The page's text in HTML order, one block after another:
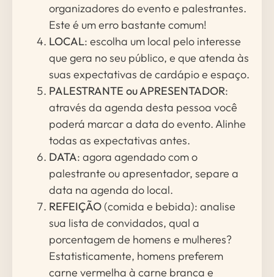
organizadores do evento e palestrantes.
Este é um erro bastante comum!
LOCAL: escolha um local pelo interesse
que gera no seu público, e que atenda às
suas expectativas de cardápio e espaço.
PALESTRANTE ou APRESENTADOR:
através da agenda desta pessoa você
poderá marcar a data do evento. Alinhe
todas as expectativas antes.
DATA: agora agendado com o
palestrante ou apresentador, separe a
data na agenda do local.
REFEIÇÃO (comida e bebida): analise
sua lista de convidados, qual a
porcentagem de homens e mulheres?
Estatisticamente, homens preferem
carne vermelha à carne branca e